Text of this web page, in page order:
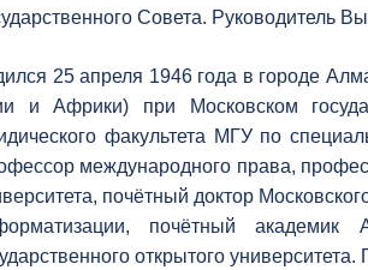
Совета. Руководитель
25 апреля 1946 года в городе
и Африки) при Московском
факультета МГУ по
международного права,
почётный доктор
почётный академик
открытого университета.